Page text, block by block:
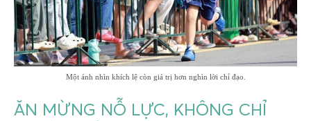
Một ánh nhìn khích lệ còn giá trị hơn nghìn lời chỉ đạo.
ĂN MỪNG NỖ LỰC, KHÔNG CHỈ